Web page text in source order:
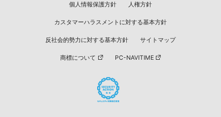
個人情報保護方針 人権方針
カスタマーハラスメントに対する基本方針
反社会的勢力に対する基本方針 サイトマップ
商標について PC-NAVITIME